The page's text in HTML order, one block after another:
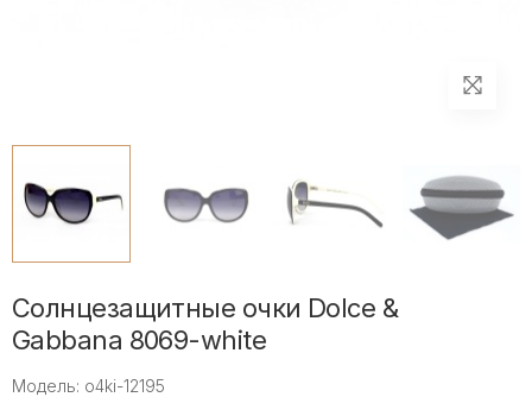
Солнцезащитные очки Dolce &
Gabbana 8069-white
Модель: o4ki-12195